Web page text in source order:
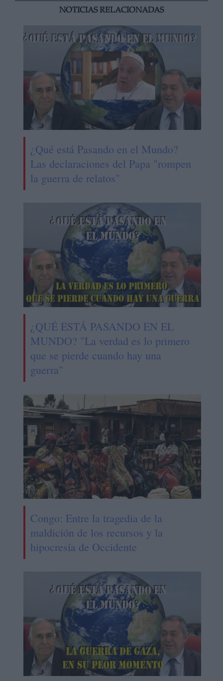
NOTICIAS RELACIONADAS
¿Qué está Pasando en el Mundo?
Las declaraciones del Papa "rompen
la guerra de relatos"
¿QUÉ ESTÁ PASANDO EN EL
MUNDO? "La verdad es lo primero
que se pierde cuando hay una
guerra"
Congo: Entre la tragedia de la
maldición de los recursos y la
hipocresía de Occidente